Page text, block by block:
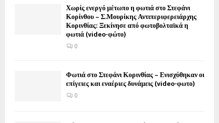
Χωρίς ενεργό μέτωπο η φωτιά στο Στεφάνι
Κορίνθου – Σ.Μουρίκης Αντιπεριφερειάρχης
Κορινθίας: Ξεκίνησε από φωτοβολταϊκά η
φωτιά (video-φώτο)
0
Φωτιά στο Στεφάνι Κορινθίας – Ενισχύθηκαν οι
επίγειες και εναέριες δυνάμεις (video-φωτο)
0